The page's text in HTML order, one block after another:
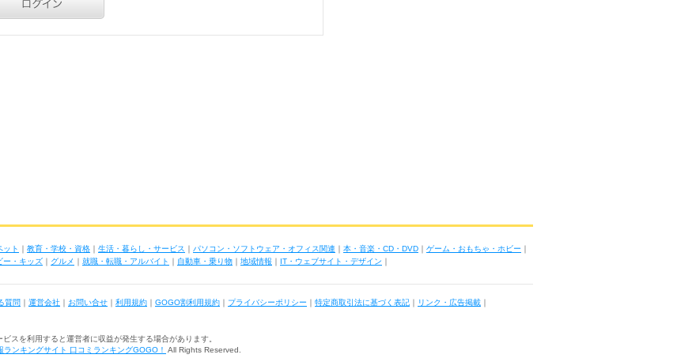
ット ｜ 教育・学校・資格 ｜ 生活・暮らし・サービス ｜ パソコン・ソフトウェア・オフィス関連 ｜ 本・音楽・CD・DVD ｜ ゲーム・おもちゃ・ホビー ｜
ー・キッズ ｜ グルメ ｜ 就職・転職・アルバイト ｜ 自動車・乗り物 ｜ 地域情報 ｜ IT・ウェブサイト・デザイン ｜
質問 ｜ 運営会社 ｜ お問い合せ ｜ 利用規約 ｜ GOGO割利用規約 ｜ プライバシーポリシー ｜ 特定商取引法に基づく表記 ｜ リンク・広告掲載 ｜
スを利用すると運営者に収益が発生する場合があります。
ランキングサイト 口コミランキングGOGO！ All Rights Reserved.